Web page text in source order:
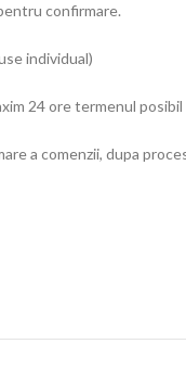
confirmare.
individual)
24 ore termenul
a comenzii, dupa